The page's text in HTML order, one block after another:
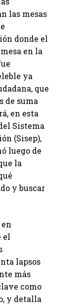
las mesas
donde el
en la
ya
que
de suma
en esta
Sistema
(Sisep),
luego de
la
y buscar
el
lapsos
más
como
y detalla